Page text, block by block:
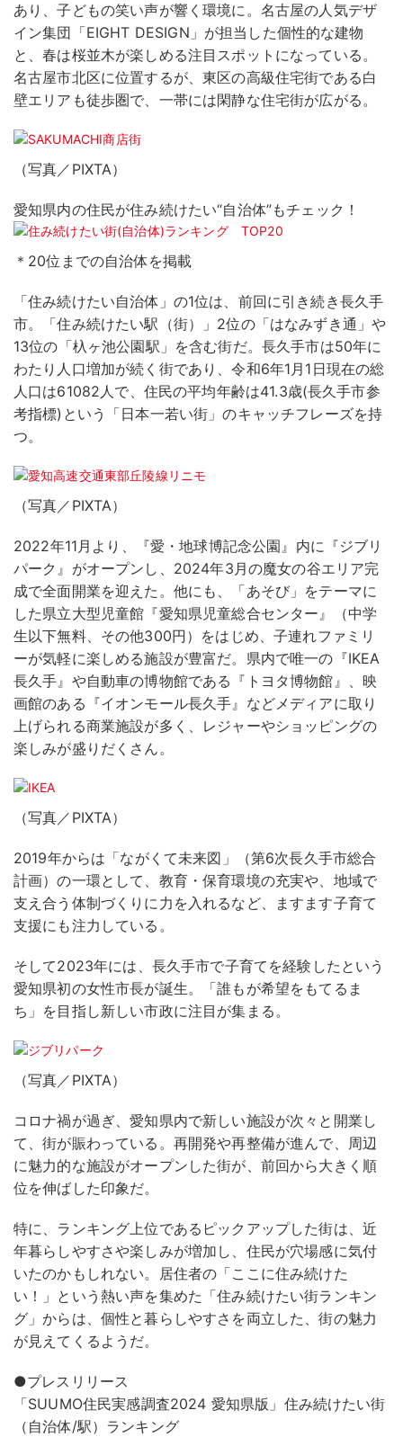
あり、子どもの笑い声が響く環境に。名古屋の人気デザ
イン集団「EIGHT DESIGN」が担当した個性的な建物
と、春は桜並木が楽しめる注目スポットになっている。
名古屋市北区に位置するが、東区の高級住宅街である白
壁エリアも徒歩圏で、一帯には閑静な住宅街が広がる。
（写真／PIXTA）
愛知県内の住民が住み続けたい“自治体”もチェック！
＊20位までの自治体を掲載
「住み続けたい自治体」の1位は、前回に引き続き長久手
市。「住み続けたい駅（街）」2位の「はなみずき通」や
13位の「杁ヶ池公園駅」を含む街だ。長久手市は50年に
わたり人口増加が続く街であり、令和6年1月1日現在の総
人口は61082人で、住民の平均年齢は41.3歳(長久手市参
考指標)という「日本一若い街」のキャッチフレーズを持
つ。
（写真／PIXTA）
2022年11月より、『愛・地球博記念公園』内に『ジブリ
パーク』がオープンし、2024年3月の魔女の谷エリア完
成で全面開業を迎えた。他にも、「あそび」をテーマに
した県立大型児童館『愛知県児童総合センター』（中学
生以下無料、その他300円）をはじめ、子連れファミリ
ーが気軽に楽しめる施設が豊富だ。県内で唯一の『IKEA
長久手』や自動車の博物館である『トヨタ博物館』、映
画館のある『イオンモール長久手』などメディアに取り
上げられる商業施設が多く、レジャーやショッピングの
楽しみが盛りだくさん。
（写真／PIXTA）
2019年からは「ながくて未来図」（第6次長久手市総合
計画）の一環として、教育・保育環境の充実や、地域で
支え合う体制づくりに力を入れるなど、ますます子育て
支援にも注力している。
そして2023年には、長久手市で子育てを経験したという
愛知県初の女性市長が誕生。「誰もが希望をもてるま
ち」を目指し新しい市政に注目が集まる。
（写真／PIXTA）
コロナ禍が過ぎ、愛知県内で新しい施設が次々と開業し
て、街が賑わっている。再開発や再整備が進んで、周辺
に魅力的な施設がオープンした街が、前回から大きく順
位を伸ばした印象だ。
特に、ランキング上位であるピックアップした街は、近
年暮らしやすさや楽しみが増加し、住民が穴場感に気付
いたのかもしれない。居住者の「ここに住み続けた
い！」という熱い声を集めた「住み続けたい街ランキン
グ」からは、個性と暮らしやすさを両立した、街の魅力
が見えてくるようだ。
●プレスリリース
「SUUMO住民実感調査2024 愛知県版」住み続けたい街
（自治体/駅）ランキング